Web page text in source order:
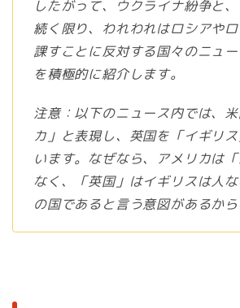
したがって、ウクライナ紛争と
続く限り、われわれはロシアや
課すことに反対する国々のニュ
を積極的に紹介します。
注意：以下のニュース内では、
カ」と表現し、英国を「イギリ
います。なぜなら、アメリカは
なく、「英国」はイギリスは人
の国であると言う意図があるから